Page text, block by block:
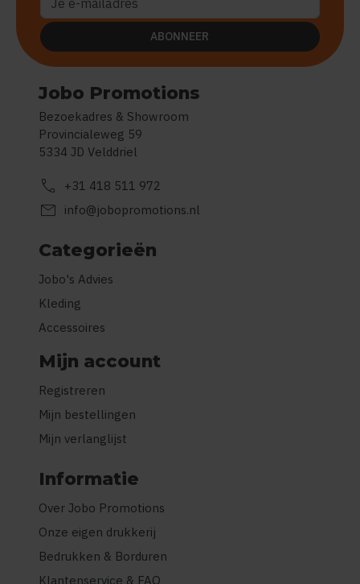
Jobo Promotions
Bezoekadres & Showroom
Provincialeweg 59
5334 JD Velddriel
call +31 418 511 972
mail info@jobopromotions.nl
Categorieën
Jobo's Advies
Kleding
Accessoires
Mijn account
Registreren
Mijn bestellingen
Mijn verlanglijst
Informatie
Over Jobo Promotions
Onze eigen drukkerij
Bedrukken & Borduren
Klantenservice & FAQ
ABONNEER